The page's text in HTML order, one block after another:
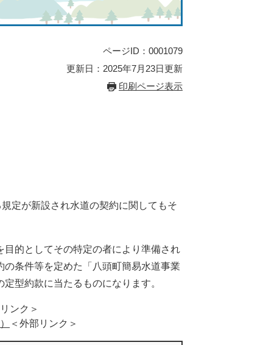
ページID：0001079
更新日：2025年7月23日更新
印刷ページ表示
定が新設され水道の契約に関してもそ
目的としてその特定の者により準備され
条件等を定めた「八頭町簡易水道事業
型約款に当たるものになります。
ンク＞
＜外部リンク＞